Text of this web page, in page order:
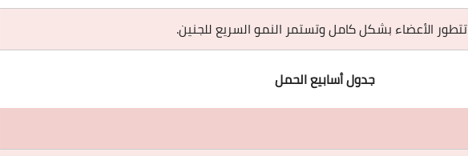
تتطور الأعضاء بشكل كامل وتستمر النمو السريع للجنين.
جدول أسابيع الحمل